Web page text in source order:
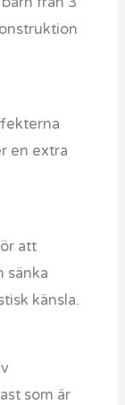
en extra
att
sänka
känsla.
som är